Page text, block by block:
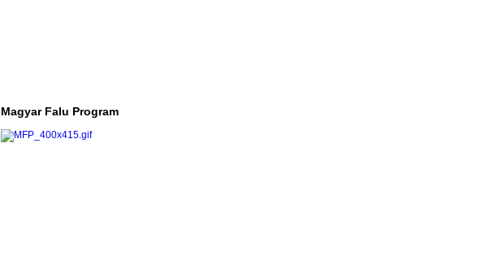
Magyar Falu Program